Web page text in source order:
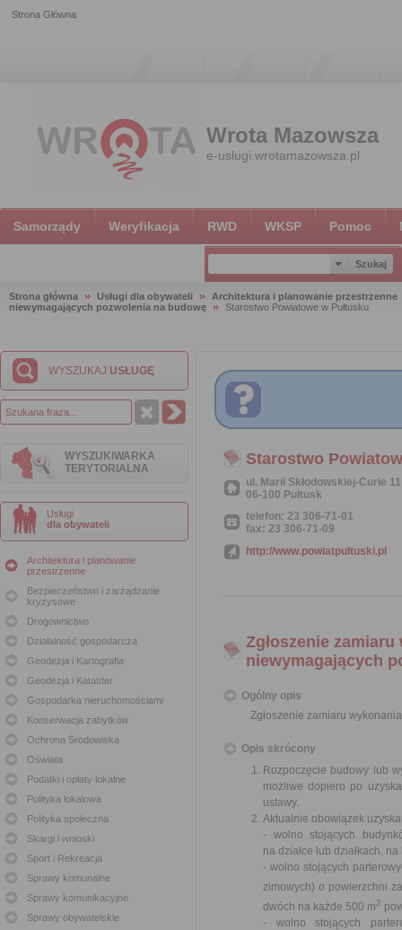
Strona Główna
Wrota Mazowsza
e-uslugi.wrotamazowsza.pl
Samorządy Weryfikacja RWD WKSP Pomoc
Strona główna Usługi dla obywateli
Architektura i planowanie przestrzenne
niewymagających pozwolenia na budowę
Starostwo Powiatowe w Pułtusku
WYSZUKAJ USŁUGĘ
WYSZUKIWARKA
TERYTORIALNA
Usługi
dla obywateli
Architektura i planowanie
przestrzenne
Bezpieczeństwo i zarządzanie
kryzysowe
Drogownictwo
Działalność gospodarcza
Geodezja i Kartografia
Geodezja i Kataster
Gospodarka nieruchomościami
Konserwacja zabytków
Ochrona Środowiska
Oświata
Podatki i opłaty lokalne
Polityka lokalowa
Polityka społeczna
Skargi i wnioski
Sport i Rekreacja
Sprawy komunalne
Sprawy komunikacyjne
Sprawy obywatelskie
Starostwo
ul. Marii Skłodowskiej-Curie 11
06-100 Pułtusk
telefon: 23 306-71-01
fax: 23 306-71-09
http://www.powiatpultuski.pl
Zgłoszenie
niewymagających
Ogólny opis
Zgłoszenie zamiaru
Opis skrócony
Rozpoczęcie budowy lub
możliwe dopiero po
ustawy.
Aktualnie obowiązek
- wolno stojących
na działce lub działkach,
- wolno stojących
zimowych) o powierzchni
dwóch na każde 500 m2
- wolno stojących